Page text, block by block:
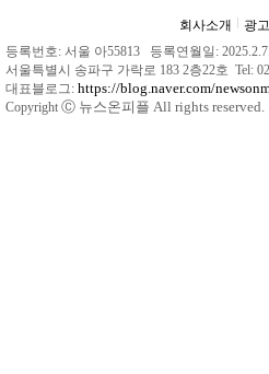
회사소개 광
등록번호: 서울 아55813 등록연월일:
서울특별시 송파구 가락로 183 2층22호 Tel:
대표블로그: https://blog.naver.com/
Copyright Ⓒ 뉴스온피플 All rights